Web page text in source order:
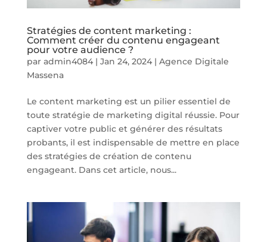
Stratégies de content marketing :
Comment créer du contenu engageant
pour votre audience ?
par admin4084| Jan 24, 2024| Agence Digitale
Massena
Le content marketing est un pilier essentiel de
toute stratégie de marketing digital réussie. Pour
captiver votre public et générer des résultats
probants, il est indispensable de mettre en place
des stratégies de création de contenu
engageant. Dans cet article, nous...